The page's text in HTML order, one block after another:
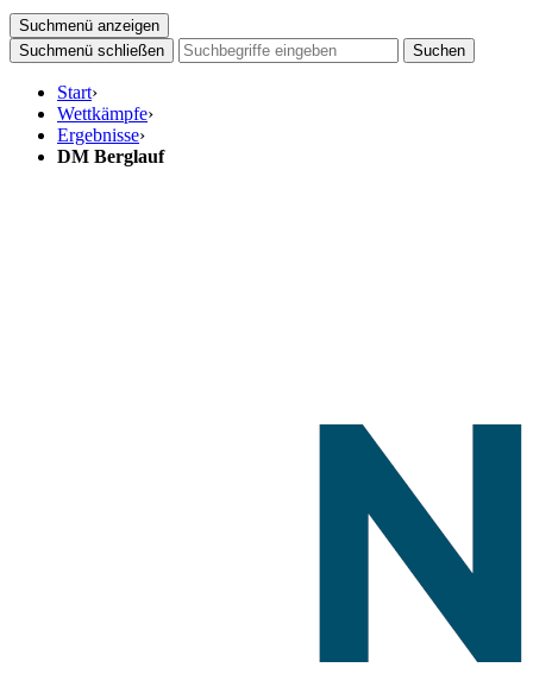
Suchmenü anzeigen
Suchmenü schließen
Suchen
Start›
Wettkämpfe›
Ergebnisse›
DM Berglauf